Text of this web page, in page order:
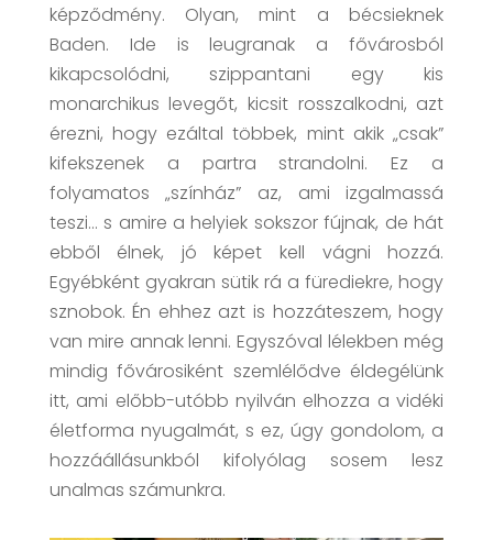
képződmény. Olyan, mint a bécsieknek
Baden. Ide is leugranak a fővárosból
kikapcsolódni, szippantani egy kis
monarchikus levegőt, kicsit rosszalkodni, azt
érezni, hogy ezáltal többek, mint akik „csak”
kifekszenek a partra strandolni. Ez a
folyamatos „színház” az, ami izgalmassá
teszi… s amire a helyiek sokszor fújnak, de hát
ebből élnek, jó képet kell vágni hozzá.
Egyébként gyakran sütik rá a fürediekre, hogy
sznobok. Én ehhez azt is hozzáteszem, hogy
van mire annak lenni. Egyszóval lélekben még
mindig fővárosiként szemlélődve éldegélünk
itt, ami előbb-utóbb nyilván elhozza a vidéki
életforma nyugalmát, s ez, úgy gondolom, a
hozzáállásunkból kifolyólag sosem lesz
unalmas számunkra.